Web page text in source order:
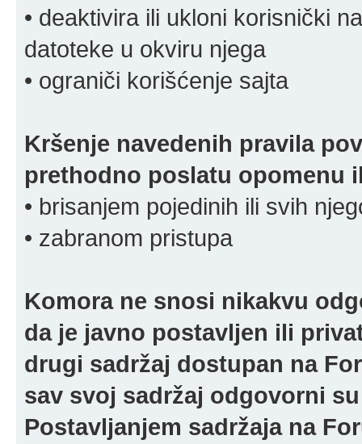
• deaktivira ili ukloni korisnički
datoteke u okviru njega
• ograniči korišćenje sajta
Kršenje navedenih pravila
prethodno poslatu opomenu
• brisanjem pojedinih ili svih
• zabranom pristupa
Komora ne snosi nikakvu
da je javno postavljen ili
drugi sadržaj dostupan na
sav svoj sadržaj odgovorni
Postavljanjem sadržaja na